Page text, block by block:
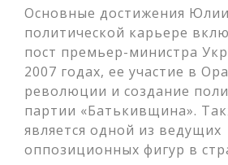
Основные достижения
политической карьере
пост премьер-министра
2007 годах, ее участие в
революции и создание
партии «Батькивщина».
является одной из ведущих
оппозиционных фигур в